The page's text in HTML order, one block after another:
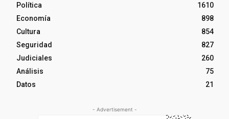
Política
1610
Economía
898
Cultura
854
Seguridad
827
Judiciales
260
Análisis
75
Datos
21
- Advertisement -